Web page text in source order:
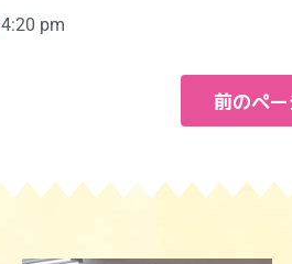
4:20 pm
前のペ